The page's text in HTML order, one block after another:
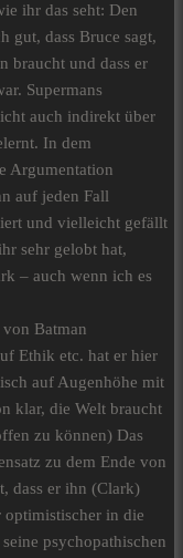
ihr das seht: Den
gut, dass Bruce sagt,
braucht und dass er
Supermans
auch indirekt über
In dem
Argumentation
auf jeden Fall
und vielleicht gefällt
sehr gelobt hat,
– auch wenn ich es
Batman
Ethik etc. hat er hier
auf Augenhöhe mit
klar, die Welt braucht
zu können) Das
zu dem Ende von
dass er ihn (Clark)
optimistischer in die
psychopathischen